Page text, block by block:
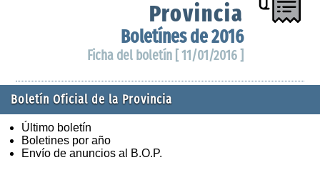
Provincia
Boletínes de 2016
Ficha del boletín [ 11/01/2016 ]
Boletín Oficial de la Provincia
Último boletín
Boletines por año
Envío de anuncios al B.O.P.